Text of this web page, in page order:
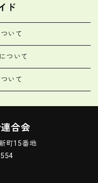
ド
いて
ついて
いて
合会
町15番地